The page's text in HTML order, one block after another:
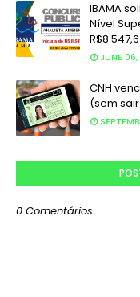
IBAMA
Nível
JUNE
CNH
(sem
0 Comentários